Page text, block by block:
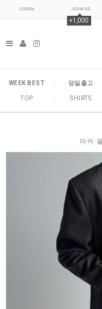
LOGIN JOIN US
+1,000
WEEK BEST 당일출고
TOP SHIRTS
마커